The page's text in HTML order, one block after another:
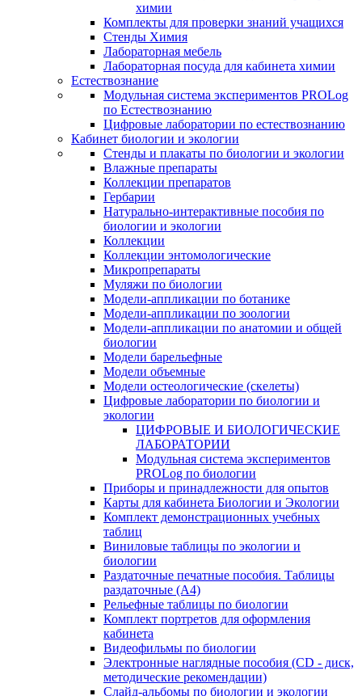
химии
Комплекты для проверки знаний учащихся
Стенды Химия
Лабораторная мебель
Лабораторная посуда для кабинета химии
Естествознание
Модульная система экспериментов PROLog
по Естествознанию
Цифровые лаборатории по естествознанию
Кабинет биологии и экологии
Стенды и плакаты по биологии и экологии
Влажные препараты
Коллекции препаратов
Гербарии
Натурально-интерактивные пособия по
биологии и экологии
Коллекции
Коллекции энтомологические
Микропрепараты
Муляжи по биологии
Модели-аппликации по ботанике
Модели-аппликации по зоологии
Модели-аппликации по анатомии и общей
биологии
Модели барельефные
Модели объемные
Модели остеологические (скелеты)
Цифровые лаборатории по биологии и
экологии
ЦИФРОВЫЕ И БИОЛОГИЧЕСКИЕ
ЛАБОРАТОРИИ
Модульная система экспериментов
PROLog по биологии
Приборы и принадлежности для опытов
Карты для кабинета Биологии и Экологии
Комплект демонстрационных учебных
таблиц
Виниловые таблицы по экологии и
биологии
Раздаточные печатные пособия. Таблицы
раздаточные (А4)
Рельефные таблицы по биологии
Комплект портретов для оформления
кабинета
Видеофильмы по биологии
Электронные наглядные пособия (CD - диск,
методические рекомендации)
Слайд-альбомы по биологии и экологии